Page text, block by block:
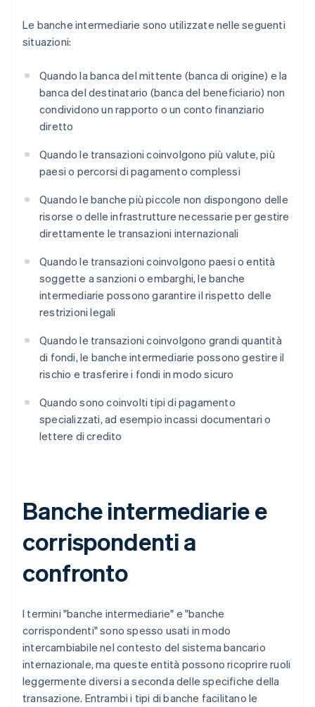
Le banche intermediarie sono utilizzate nelle seguenti
situazioni:
Quando la banca del mittente (banca di origine) e la
banca del destinatario (banca del beneficiario) non
condividono un rapporto o un conto finanziario
diretto
Quando le transazioni coinvolgono più valute, più
paesi o percorsi di pagamento complessi
Quando le banche più piccole non dispongono delle
risorse o delle infrastrutture necessarie per gestire
direttamente le transazioni internazionali
Quando le transazioni coinvolgono paesi o entità
soggette a sanzioni o embarghi, le banche
intermediarie possono garantire il rispetto delle
restrizioni legali
Quando le transazioni coinvolgono grandi quantità
di fondi, le banche intermediarie possono gestire il
rischio e trasferire i fondi in modo sicuro
Quando sono coinvolti tipi di pagamento
specializzati, ad esempio incassi documentari o
lettere di credito
Banche intermediarie e
corrispondenti a
confronto
I termini "banche intermediarie" e "banche
corrispondenti" sono spesso usati in modo
intercambiabile nel contesto del sistema bancario
internazionale, ma queste entità possono ricoprire ruoli
leggermente diversi a seconda delle specifiche della
transazione. Entrambi i tipi di banche facilitano le